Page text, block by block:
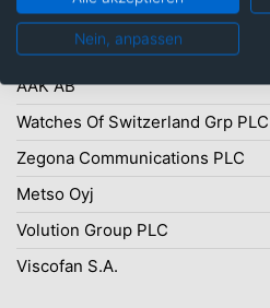
Munters Group AB
Informa PLC
AAK AB
Watches Of Switzerland Grp PLC
Zegona Communications PLC
Metso Oyj
Volution Group PLC
Viscofan S.A.
Nein, anpassen